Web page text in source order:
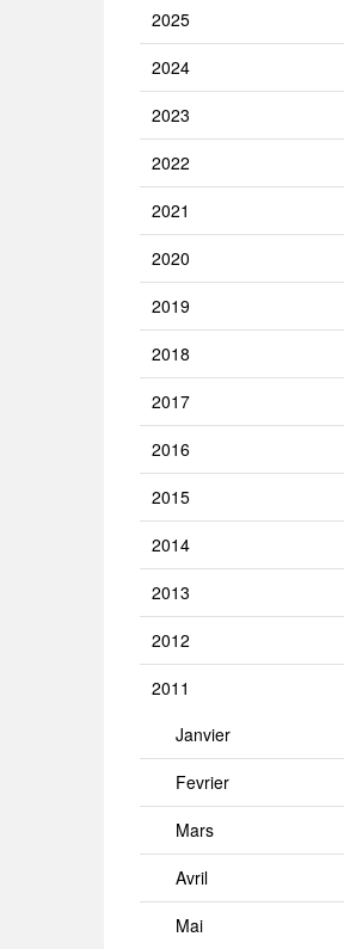
2025
2024
2023
2022
2021
2020
2019
2018
2017
2016
2015
2014
2013
2012
2011
Janvier
Fevrier
Mars
Avril
Mai